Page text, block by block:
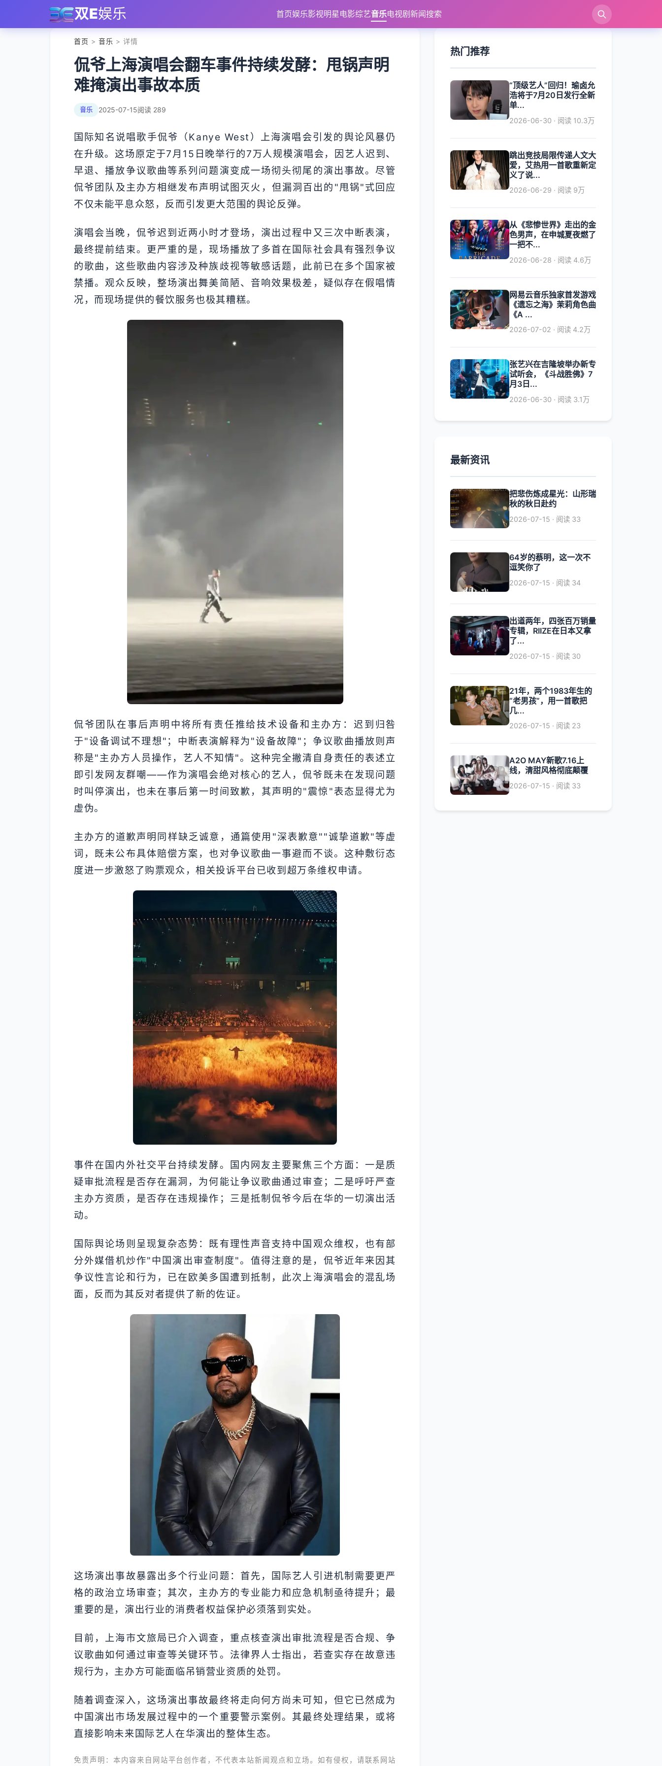
双E娱乐 首页娱乐影视明星 电影综艺音乐电视剧 新闻搜索
首页 > 音乐 > 详情
侃爷上海演唱会翻车事件持续发酵：甩锅声明
难掩演出事故本质
音乐 2025-07-15阅读 289
国际知名说唱歌手侃爷（Kanye West）上海演唱会引发的舆论风暴仍
在升级。这场原定于7月15日晚举行的7万人规模演唱会，因艺人迟到、
早退、播放争议歌曲等系列问题演变成一场彻头彻尾的演出事故。尽管
侃爷团队及主办方相继发布声明试图灭火，但漏洞百出的"甩锅"式回应
不仅未能平息众怒，反而引发更大范围的舆论反弹。
演唱会当晚，侃爷迟到近两小时才登场，演出过程中又三次中断表演，
最终提前结束。更严重的是，现场播放了多首在国际社会具有强烈争议
的歌曲，这些歌曲内容涉及种族歧视等敏感话题，此前已在多个国家被
禁播。观众反映，整场演出舞美简陋、音响效果极差，疑似存在假唱情
况，而现场提供的餐饮服务也极其糟糕。
侃爷团队在事后声明中将所有责任推给技术设备和主办方：迟到归咎
于"设备调试不理想"；中断表演解释为"设备故障"；争议歌曲播放则声
称是"主办方人员操作，艺人不知情"。这种完全撇清自身责任的表述立
即引发网友群嘲——作为演唱会绝对核心的艺人，侃爷既未在发现问题
时叫停演出，也未在事后第一时间致歉，其声明的"震惊"表态显得尤为
虚伪。
主办方的道歉声明同样缺乏诚意，通篇使用"深表歉意""诚挚道歉"等虚
词，既未公布具体赔偿方案，也对争议歌曲一事避而不谈。这种敷衍态
度进一步激怒了购票观众，相关投诉平台已收到超万条维权申请。
事件在国内外社交平台持续发酵。国内网友主要聚焦三个方面：一是质
疑审批流程是否存在漏洞，为何能让争议歌曲通过审查；二是呼吁严查
主办方资质，是否存在违规操作；三是抵制侃爷今后在华的一切演出活
动。
国际舆论场则呈现复杂态势：既有理性声音支持中国观众维权，也有部
分外媒借机炒作"中国演出审查制度"。值得注意的是，侃爷近年来因其
争议性言论和行为，已在欧美多国遭到抵制，此次上海演唱会的混乱场
面，反而为其反对者提供了新的佐证。
这场演出事故暴露出多个行业问题：首先，国际艺人引进机制需要更严
格的政治立场审查；其次，主办方的专业能力和应急机制亟待提升；最
重要的是，演出行业的消费者权益保护必须落到实处。
目前，上海市文旅局已介入调查，重点核查演出审批流程是否合规、争
议歌曲如何通过审查等关键环节。法律界人士指出，若查实存在故意违
规行为，主办方可能面临吊销营业资质的处罚。
随着调查深入，这场演出事故最终将走向何方尚未可知，但它已然成为
中国演出市场发展过程中的一个重要警示案例。其最终处理结果，或将
直接影响未来国际艺人在华演出的整体生态。
免责声明：本内容来自网站平台创作者，不代表本站新闻观点和立场。如有侵权，请联系网站
热门推荐
“顶级艺人”回归！瑜卤允
浩将于7月20日发行全新
单...
2026-06-30 · 阅读 10.3万
跳出竞技局限传递人文大
爱，艾热用一首歌重新定
义了说...
2026-06-29 · 阅读 9万
从《悲惨世界》走出的金
色男声，在申城夏夜燃了
一把不...
2026-06-28 · 阅读 4.6万
网易云音乐独家首发游戏
《遗忘之海》茉莉角色曲
《A ...
2026-07-02 · 阅读 4.2万
张艺兴在吉隆坡举办新专
试听会，《斗战胜佛》7
月3日...
2026-06-30 · 阅读 3.1万
最新资讯
把悲伤炼成星光：山形瑞
秋的秋日赴约
2026-07-15 · 阅读 33
64岁的蔡明，这一次不
逗笑你了
2026-07-15 · 阅读 34
出道两年，四张百万销量
专辑，RIIZE在日本又拿
了...
2026-07-15 · 阅读 30
21年，两个1983年生的
“老男孩”，用一首歌把
几...
2026-07-15 · 阅读 23
A2O MAY新歌7.16上
线，清甜风格彻底颠覆
2026-07-15 · 阅读 33